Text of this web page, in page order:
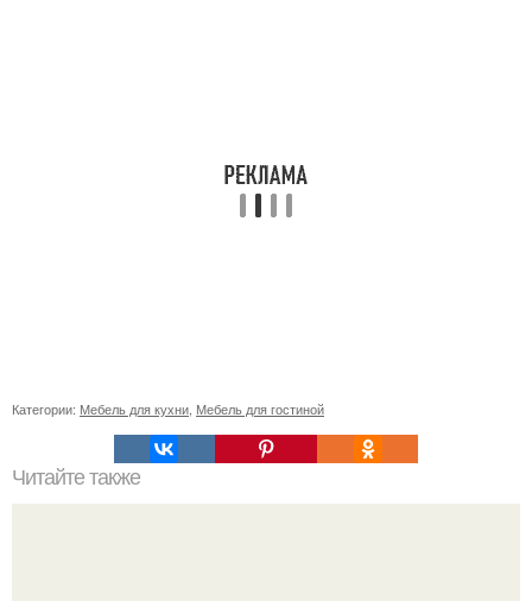
Категории: Мебель для кухни Мебель для гостиной
Читайте также